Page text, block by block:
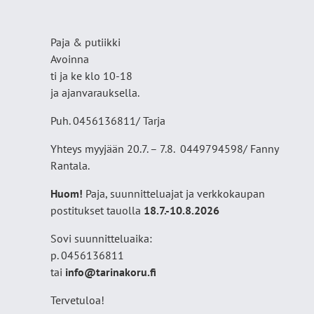
Paja & putiikki
Avoinna
ti ja ke klo 10-18
ja ajanvarauksella.
Puh. 0456136811/ Tarja
Yhteys myyjään 20.7. – 7.8. 0449794598/ Fanny
Rantala.
Huom! Paja, suunnitteluajat ja verkkokaupan
postitukset tauolla 18.7.-10.8.2026
Sovi suunnitteluaika:
p. 0456136811
tai info@tarinakoru.fi
Tervetuloa!